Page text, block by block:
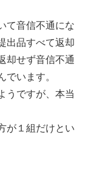
て音信不通にな
出品すべて返却
却せず音信不通
でいます。
うですが、本当
が１組だけとい